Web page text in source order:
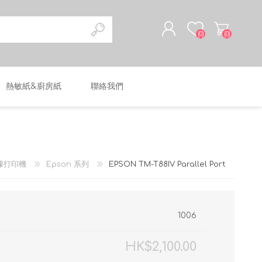
(0) (0)
熱敏紙&廚房紙 聯絡我們
打印機 Epson 系列 EPSON TM-T88IV Parallel Port
1006
HK$2,100.00